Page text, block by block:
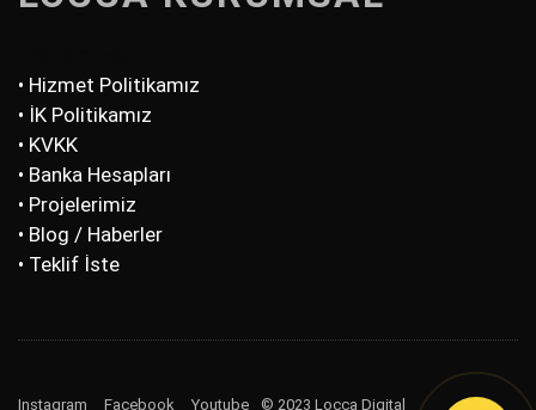
• Hizmet Politikamız
• İK Politikamız
• KVKK
• Banka Hesapları
• Projelerimiz
• Blog / Haberler
• Teklif İste
© 2023 Locca Digital
Instagram Facebook Youtube